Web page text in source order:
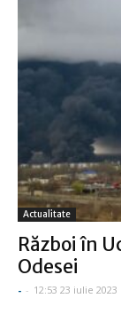
Actualitate
Război în
Odesei
- - 12:53 23 iulie 2023